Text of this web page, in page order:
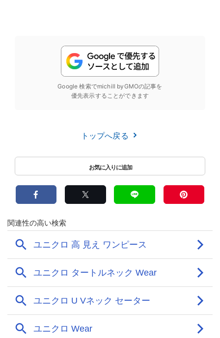
Google 検索でmichill byGMOの記事を
優先表示することができます
トップへ戻る